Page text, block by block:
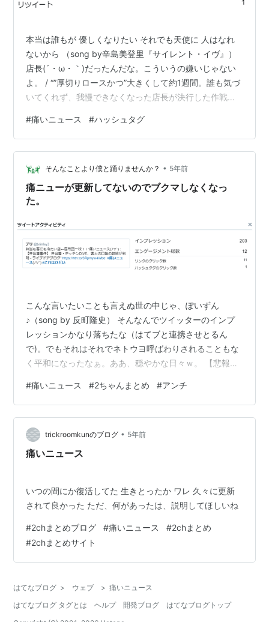
本当は誰もが 優しくなりたい それでも天使に 人はなれ
ないから （song by辛島美登里『サイレント・イヴ』）
店長(´・ω・｀)だったんだな。こういうの嫌いじゃない
よ。 / “”厚切りロースかつ”大きくして約1週間。誰も気づ
いてくれず、我慢できなくなった店長が決行した作戦が
ブリ (@brimley3) 2021年11月4日 これが「背中で語る
男」か。まんまだなｗ。 【背中で語る男】侍男子は根強
い人気あり！寡黙な男性の特徴とは | GEEQ ま、そんな
こたぁどーでもいいのですが。togetterで「おぢ…
#痛いニュース #ハッシュタグ
そんなことより僕と踊りませんか？ • 5年前
痛ニューが更新してないのでブクマしなくなっ
た。
こんな言いたいことも言えぬ世の中じゃ、ぽいずん
♪（song by 反町隆史） そんなんでツイッターのインプ
レッションかなり落ちたな（はてブと連携させとるん
で)。でもそれはそれでネトウヨ呼ばわりされることもな
く平和になったなぁ。ああ、穏やかな日々ｗ。 【悲報】
ロナ感染「頭痛と吐き気でやる気出ない 治ったら更新す
る」→3週間たっても再開されず死亡説が出始める : まと
めダネ！ まじか。管理人コロナ感染かよ・・。そういや
痛ニューでもコロナ関連ネタいくつかあったんだけどな
ぁ。変異ウイルス恐るべし。 痛いニュース(ﾉ∀`) : 【弁当
#痛いニュース #2ちゃんまとめ #アンチ
trickroomkunのブログ • 5年前
痛いニュース
いつの間にか復活してた 生きとったか ワレ 久々に更新
されて良かった ただ、何があったは、説明してほしいね
#2chまとめブログ #痛いニュース #2chまとめ
#2chまとめサイト
はてなブログ > ウェブ > 痛いニュース
はてなブログ タグとは
ヘルプ 開発ブログ
はてなブログトップ